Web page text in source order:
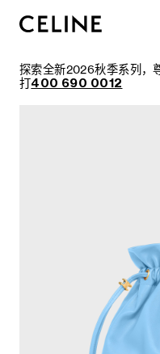
探索全新2026秋季系列，
打400 690 0012